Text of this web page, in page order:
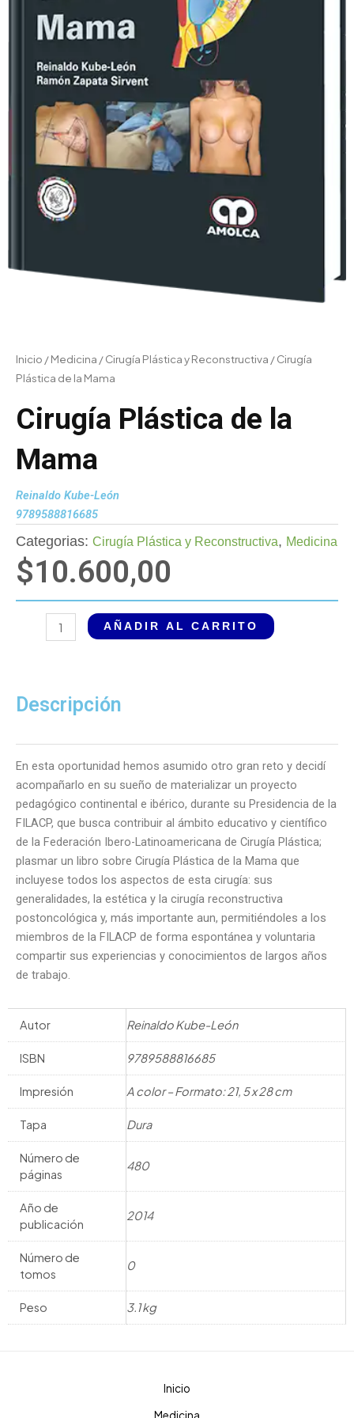
Inicio /Medicina /Cirugía Plástica y Reconstructiva / Cirugía
Plástica de la Mama
Cirugía Plástica de la
Mama
Reinaldo Kube-León
9789588816685
Categorias: Cirugía Plástica y Reconstructiva, Medicina
$10.600,00
Plástica
Mama
AÑADIR AL CARRITO
Descripción
En esta oportunidad hemos asumido otro gran reto y decidí
acompañarlo en su sueño de materializar un proyecto
pedagógico continental e ibérico, durante su Presidencia de la
FILACP, que busca contribuir al ámbito educativo y científico
de la Federación Ibero-Latinoamericana de Cirugía Plástica;
plasmar un libro sobre Cirugía Plástica de la Mama que
incluyese todos los aspectos de esta cirugía: sus
generalidades, la estética y la cirugía reconstructiva
postoncológica y, más importante aun, permitiéndoles a los
miembros de la FILACP de forma espontánea y voluntaria
compartir sus experiencias y conocimientos de largos años
de trabajo.
Autor Reinaldo Kube-León
ISBN 9789588816685
Impresión A color – Formato: 21, 5 x 28 cm
Tapa Dura
Número de
páginas
480
Año de
publicación
2014
Número de
tomos
0
Peso 3.1 kg
Inicio